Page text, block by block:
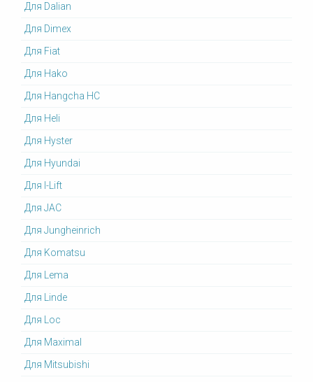
Для Dalian
Для Dimex
Для Fiat
Для Hako
Для Hangcha HC
Для Heli
Для Hyster
Для Hyundai
Для I-Lift
Для JAC
Для Jungheinrich
Для Komatsu
Для Lema
Для Linde
Для Loc
Для Maximal
Для Mitsubishi